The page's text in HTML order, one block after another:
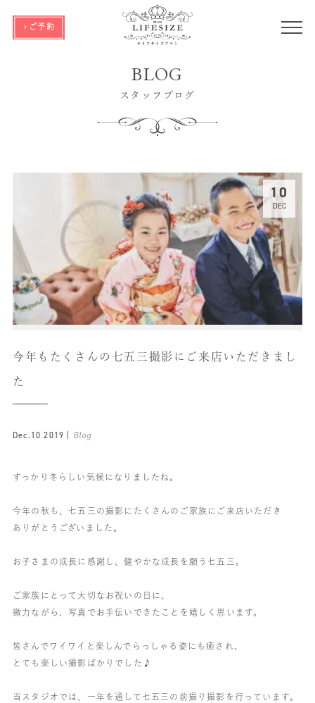
ご予約
BLOG
スタッフブログ
10
DEC
今年もたくさんの七五三撮影にご来店いただきまし
た
Dec.10 2019 | Blog
すっかり冬らしい気候になりましたね。
今年の秋も、七五三の撮影にたくさんのご家族にご来店いただき
ありがとうございました。
お子さまの成長に感謝し、健やかな成長を願う七五三。
ご家族にとって大切なお祝いの日に、
微力ながら、写真でお手伝いできたことを嬉しく思います。
皆さんでワイワイと楽しんでらっしゃる姿にも癒され、
とても楽しい撮影ばかりでした♪
当スタジオでは、一年を通して七五三の前撮り撮影を行っています。